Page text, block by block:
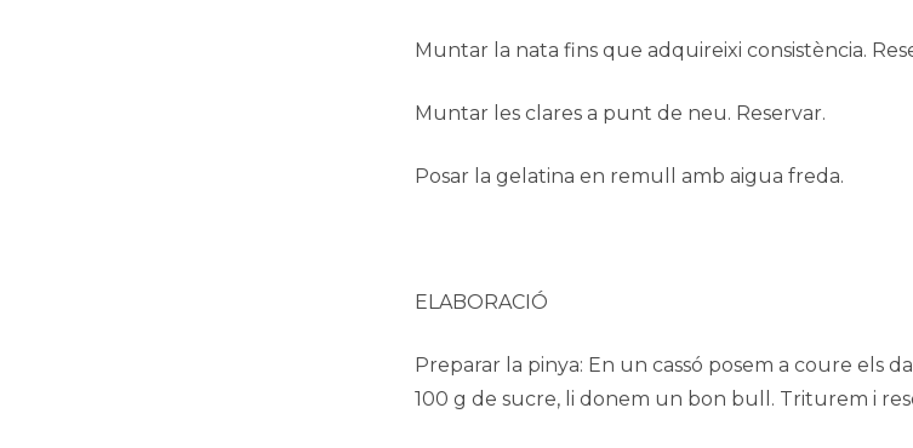
Muntar la nata fins que adquireixi consistència.
Muntar les clares a punt de neu. Reservar.
Posar la gelatina en remull amb aigua freda.
ELABORACIÓ
Preparar la pinya: En un cassó posem a coure els
100 g de sucre, li donem un bon bull. Triturem i